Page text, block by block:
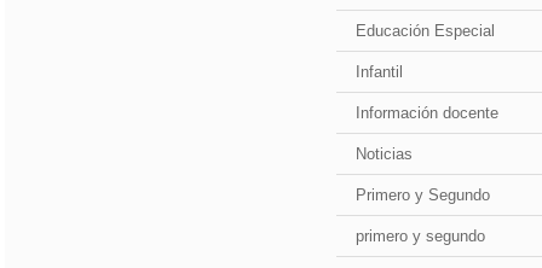
Educación Especial
Infantil
Información docente
Noticias
Primero y Segundo
primero y segundo